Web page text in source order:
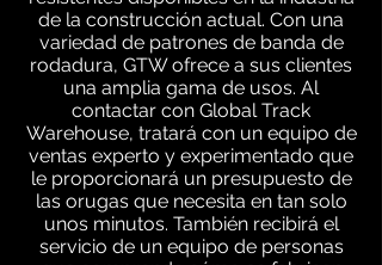
de la construcción actual. Con una
variedad de patrones de banda de
rodadura, GTW ofrece a sus clientes
una amplia gama de usos. Al
contactar con Global Track
Warehouse, tratará con un equipo de
ventas experto y experimentado que
le proporcionará un presupuesto de
las orugas que necesita en tan solo
unos minutos. También recibirá el
servicio de un equipo de personas